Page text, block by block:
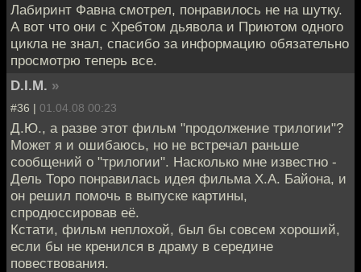
Лабиринт Фавна смотрел, понравилось не на шутку.
А вот что они с Хребтом дьявола и Приютом одного
цикла не знал, спасибо за информацию обязательно
просмотрю теперь все.
D.I.M. »
#36 | 01.04.08 00:23
Д.Ю., а разве этот фильм "продолжение трилогии"?
Может я и ошибаюсь, но не встречал раньше
сообщений о "трилогии". Насколько мне известно -
Дель Торо понравилась идея фильма Х.А. Байона, и
он решил помочь в выпуске картины,
спродюссировав её.
Кстати, фильм неплохой, был бы совсем хороший,
если бы не кренился в драму в середине
повествования.